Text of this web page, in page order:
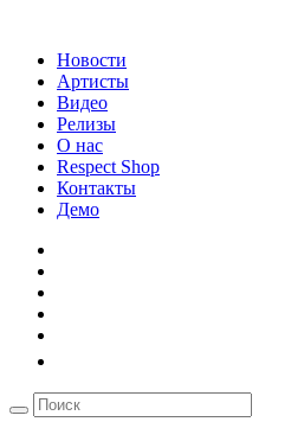
Новости
Артисты
Видео
Релизы
О нас
Respect Shop
Контакты
Демо